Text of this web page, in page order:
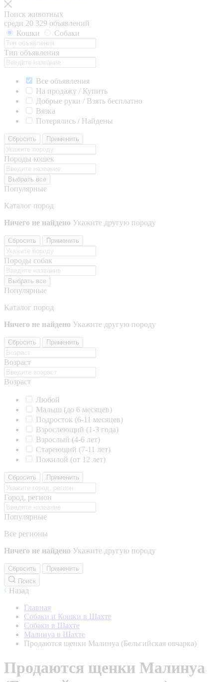
Поиск животных
среди 20 329 объявлений
Кошки
Собаки
Тип объявления
Все объявления
На продажу / Купить
Добрые руки / Взять бесплатно
Вязка
Потерялись / Найдены
Сбросить Применить
Породы кошек
Выбрать все
Популярные
Каталог пород
Ничего не найдено Укажите другую породу
Сбросить Применить
Породы собак
Выбрать все
Популярные
Каталог пород
Ничего не найдено Укажите другую породу
Сбросить Применить
Возраст
Возраст
Любой
Малыш (до 6 месяцев)
Подросток (6-11 месяцев)
Взрослеющий (1-3 года)
Взрослый (4-6 лет)
Стареющий (7-11 лет)
Пожилой (от 12 лет)
Сбросить Применить
Город, регион
Популярные
Все регионы
Ничего не найдено Укажите другую породу
Сбросить
Применить
Поиск
Назад
Главная
Собаки и Кошки в Шахте
Собаки в Шахте
Малинуа в Шахте
Продаются щенки Малинуа (Бельгийская овчарка)
Продаются щенки Малинуа